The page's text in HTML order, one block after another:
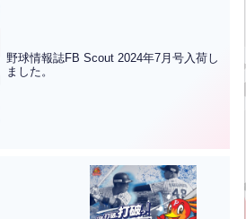
野球情報誌FB Scout 2024年7月号入荷し
ました。